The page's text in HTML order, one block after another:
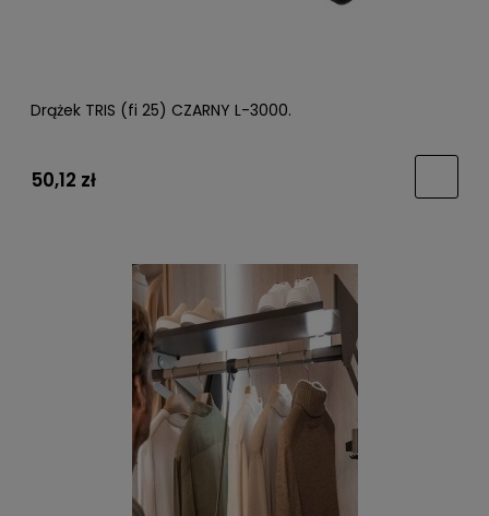
Drążek TRIS (fi 25) CZARNY L-3000.
50,12 zł